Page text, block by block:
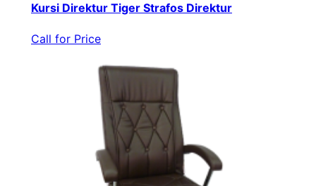
Kursi Direktur Tiger Strafos Direktur
Call for Price